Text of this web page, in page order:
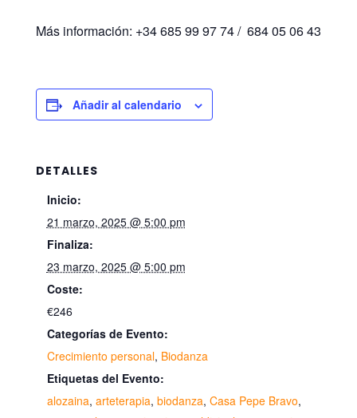
Más información: +34 685 99 97 74 / 684 05 06 43
Añadir al calendario
DETALLES
Inicio:
21 marzo, 2025 @ 5:00 pm
Finaliza:
23 marzo, 2025 @ 5:00 pm
Coste:
€246
Categorías de Evento:
Crecimiento personal, Biodanza
Etiquetas del Evento:
alozaina, arteterapia, biodanza, Casa Pepe Bravo,